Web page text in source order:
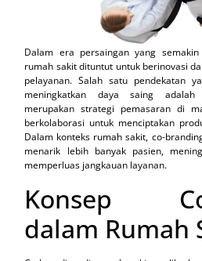
Dalam era persaingan yang
rumah sakit dituntut untuk berinovasi
pelayanan. Salah satu pendekatan
meningkatkan daya saing adalah
merupakan strategi pemasaran di
berkolaborasi untuk menciptakan
Dalam konteks rumah sakit, co-
menarik lebih banyak pasien,
memperluas jangkauan layanan.
Konsep
dalam Rumah